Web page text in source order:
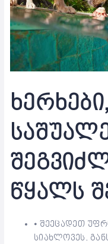
წყალს
⦁ შეეცადეთ
სიახლოვეს.